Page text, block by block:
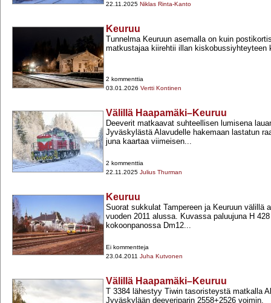
22.11.2025 Niklas Rinta-Kanto
Keuruu
Tunnelma Keuruun asemalla on kuin
matkustajaa kiirehtii illan kiskobussiyhteyteen
2 kommenttia
03.01.2026 Vertti Kontinen
Välillä Haapamäki–Keuruu
Deeverit matkaavat suhteellisen lumisena
Jyväskylästä Alavudelle hakemaan lastatun
juna kaartaa viimeisen...
2 kommenttia
22.11.2025 Julius Thurman
Keuruu
Suorat sukkulat Tampereen ja Keuruun välillä
vuoden 2011 alussa. Kuvassa paluujuna H
kokoonpanossa Dm12...
Ei kommentteja
23.04.2011 Juha Kutvonen
Välillä Haapamäki–Keuruu
T 3384 lähestyy Tiwin tasoristeystä matkalla
Jyväskylään deeveriparin 2558+​2526 voimin.